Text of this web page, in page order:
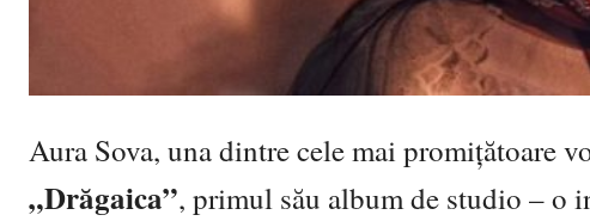
Aura Sova, una dintre cele mai promițătoare
„Drăgaica”, primul său album de studio – o